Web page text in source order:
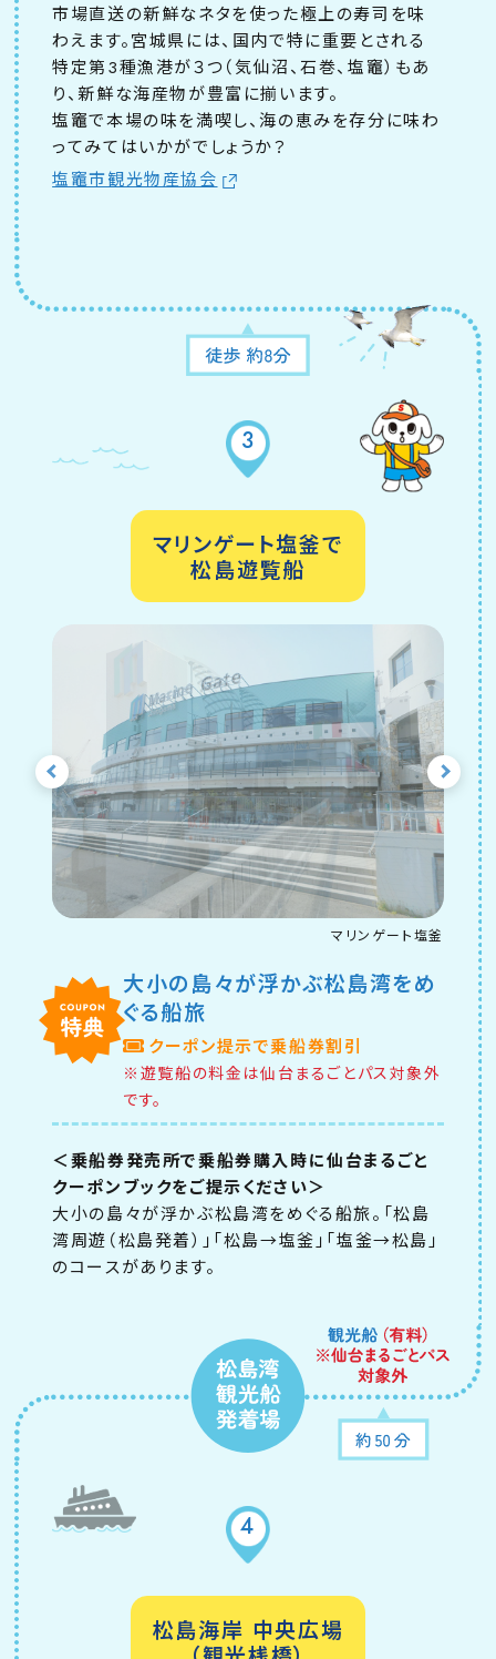
市場直送の新鮮なネタを使った極上の寿司を味
わえます。宮城県には、国内で特に重要とされる
特定第3種漁港が３つ（気仙沼、石巻、塩竈）もあ
り、新鮮な海産物が豊富に揃います。
塩竈で本場の味を満喫し、海の恵みを存分に味わ
ってみてはいかがでしょうか？
塩竈市観光物産協会
3
マリンゲート塩釜で
松島遊覧船
マリンゲート塩釜
大小の島々が浮かぶ松島湾をめ
ぐる船旅
クーポン提示で乗船券割引
※遊覧船の料金は仙台まるごとパス対象外
です。
＜乗船券発売所で乗船券購入時に仙台まるごと
クーポンブックをご提示ください＞
大小の島々が浮かぶ松島湾をめぐる船旅。「松島
湾周遊（松島発着）」「松島→塩釜」「塩釜→松島」
のコースがあります。
4
松島海岸 中央広場